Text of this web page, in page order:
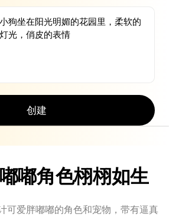
创建
嘟角色栩栩如生
可爱胖嘟嘟的角色和宠物，带有逼真